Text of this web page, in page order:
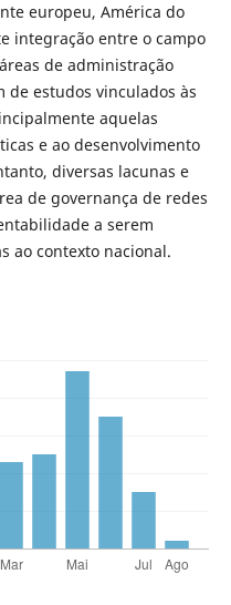
europeu, América do
integração entre o campo
de administração
estudos vinculados às
aquelas
e ao desenvolvimento
diversas lacunas e
de governança de redes
a serem
ao contexto nacional.